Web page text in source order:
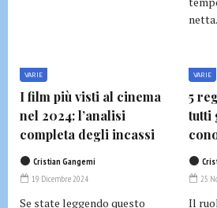
VARIE
I film più visti al cinema
nel 2024: l’analisi
completa degli incassi
Cristian Gangemi
19 Dicembre 2024
Se state leggendo questo
VARIE
5
tutti
25
Il